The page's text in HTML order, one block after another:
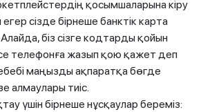
қосымшаларына кіру
сізде бірнеше банктік карта
біз сізге кодтарды қойын
телефонға жазып қою қажет деп
маңызды ақпаратқа бөгде
алмаулары тиіс.
үшін бірнеше нұсқаулар береміз: